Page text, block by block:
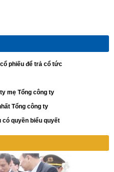
phiếu để trả cổ tức
mẹ Tổng công ty
Tổng công ty
có quyền biểu quyết